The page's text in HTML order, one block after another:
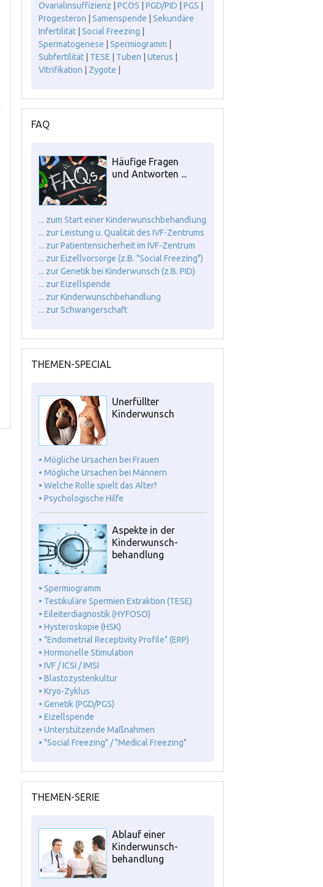
Ovarialinsuffizienz
PCOS PGD/PID PGS
Progesteron
Samenspende
Sekundäre
Infertilität| Social Freezing
Spermatogenese
Spermiogramm
Subfertilität| TESE Tuben Uterus
Vitrifikation
Zygote
FAQ
Häufige Fragen
und Antworten ...
... zum Start einer Kinderwunschbehandlung
... zur Leistung u. Qualität des IVF-Zentrums
... zur Patientensicherheit im IVF-Zentrum
... zur Eizellvorsorge (z.B. "Social Freezing")
... zur Genetik bei Kinderwunsch (z.B. PID)
... zur Eizellspende
... zur Kinderwunschbehandlung
... zur Schwangerschaft
THEMEN-SPECIAL
Unerfüllter
Kinderwunsch
• Mögliche Ursachen bei Frauen
• Mögliche Ursachen bei Männern
• Welche Rolle spielt das Alter?
• Psychologische Hilfe
Aspekte in der
Kinderwunsch-
behandlung
• Spermiogramm
• Testikuläre Spermien Extraktion (TESE)
• Eileiterdiagnostik (HYFOSO)
• Hysteroskopie (HSK)
• "Endometrial Receptivity Profile" (ERP)
• Hormonelle Stimulation
• IVF / ICSI / IMSI
• Blastozystenkultur
• Kryo-Zyklus
• Genetik (PGD/PGS)
• Eizellspende
• Unterstützende Maßnahmen
• "Social Freezing" / "Medical Freezing"
THEMEN-SERIE
Ablauf einer
Kinderwunsch-
behandlung